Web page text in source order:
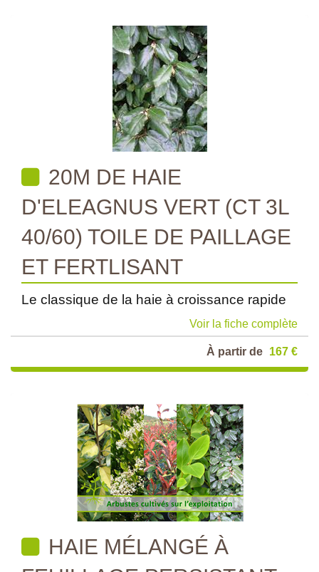
20M DE HAIE
D'ELEAGNUS VERT (CT 3L
40/60) TOILE DE PAILLAGE
ET FERTLISANT
Le classique de la haie à croissance rapide
Voir la fiche complète
À partir de 167 €
HAIE MÉLANGÉ À